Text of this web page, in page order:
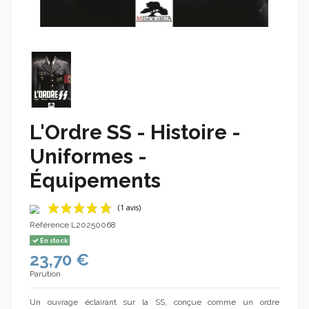
L'Ordre SS - Histoire -
Uniformes -
Équipements
Référence L20250068
En stock
23,70 €
Parution
Un ouvrage éclairant sur la SS, conçue comme un ordre